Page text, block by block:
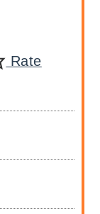
Rate